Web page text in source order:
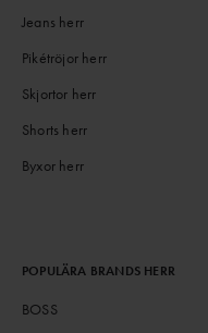
Jeans herr
Pikétröjor herr
Skjortor herr
Shorts herr
Byxor herr
POPULÄRA BRANDS HERR
BOSS